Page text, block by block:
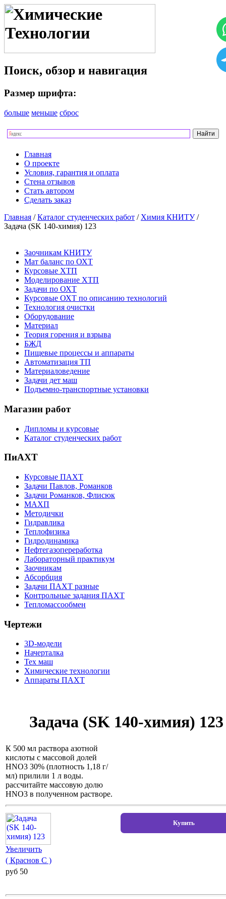
Поиск, обзор и навигация
Размер шрифта:
больше меньше сброс
Главная
О проекте
Условия, гарантия и оплата
Стена отзывов
Стать автором
Сделать заказ
Главная /Каталог студенческих работ / Химия КНИТУ/
Задача (SK 140-химия) 123
Заочникам КНИТУ
Мат баланс по ОХТ
Курсовые ХТП
Моделирование ХТП
Задачи по ОХТ
Курсовые ОХТ по описанию технологий
Технология очистки
Оборудование
Материал
Теория горения и взрыва
БЖД
Пищевые процессы и аппараты
Автоматизация ТП
Материаловедение
Задачи дет маш
Подъемно-транспортные установки
Магазин работ
Дипломы и курсовые
Каталог студенческих работ
ПиАХТ
Курсовые ПАХТ
Задачи Павлов, Романков
Задачи Романков, Флисюк
МАХП
Методички
Гидравлика
Теплофизика
Гидродинамика
Нефтегазопереработка
Лабораторный практикум
Заочникам
Абсорбция
Задачи ПАХТ разные
Контрольные задания ПАХТ
Тепломассообмен
Чертежи
3D-модели
Начерталка
Тех маш
Химические технологии
Аппараты ПАХТ
Задача (SK 140-химия) 123
К 500 мл раствора азотной
кислоты с массовой долей
HNO3 30% (плотность 1,18 г/
мл) прилили 1 л воды.
рассчитайте массовую долю
HNO3 в полученном растворе.
Увеличить
( Краснов С )
pуб 50